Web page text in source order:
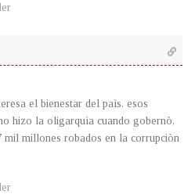
el bienestar del paìs, esos
hizo la oligarquìa cuando gobernò,
mil millones robados en la corrupciòn